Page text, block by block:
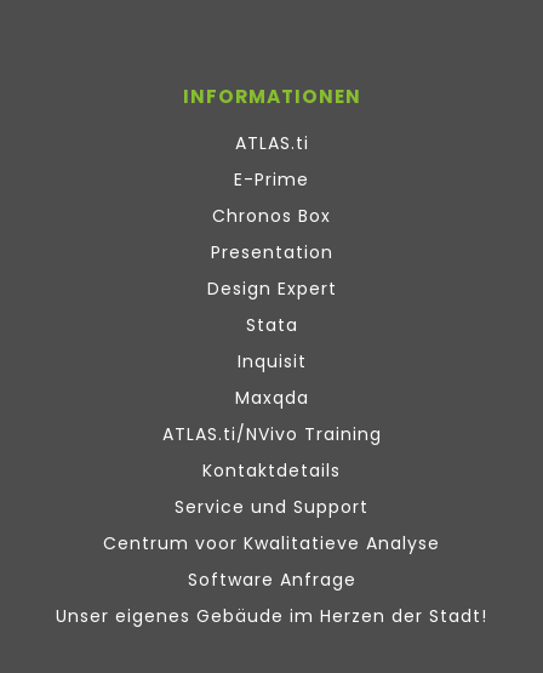
INFORMATIONEN
ATLAS.ti
E-Prime
Chronos Box
Presentation
Design Expert
Stata
Inquisit
Maxqda
ATLAS.ti/NVivo Training
Kontaktdetails
Service und Support
Centrum voor Kwalitatieve Analyse
Software Anfrage
Unser eigenes Gebäude im Herzen der Stadt!